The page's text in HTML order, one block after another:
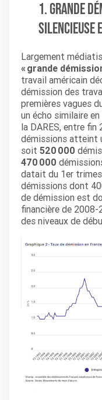
1. Grande
silencieuse
Largement
« grande
travail américain
démission des
premières vagues
un écho similaire
la DARES, entre
démissions atteint
soit 520 000
470 000
datait du 1er
démissions dont
de démission est
financière de 2008-
des niveaux de